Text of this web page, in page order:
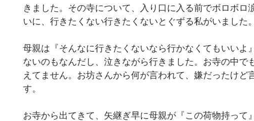
きました。その寺について、入り口に入る前でボロボロ
いに、行きたくない行きたくないとぐずる私がいました。﻿
母親は『そんなに行きたくないなら行かなくてもいいよ
ないのもなんだし、泣きながら行きました。お寺の中で
えてません。お坊さんから何が言われて、嫌だったけど
す。﻿
お寺から出てきて、矢継ぎ早に母親が『この荷物持って